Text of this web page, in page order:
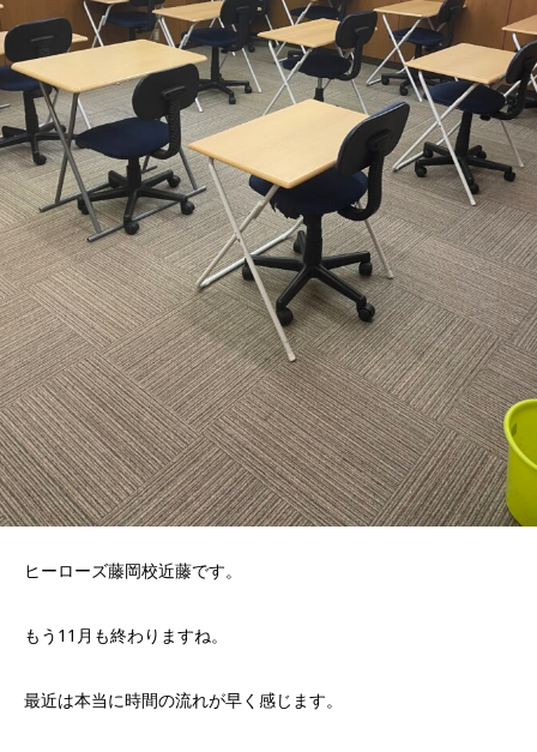
ヒーローズ藤岡校近藤です。
もう11月も終わりますね。
最近は本当に時間の流れが早く感じます。